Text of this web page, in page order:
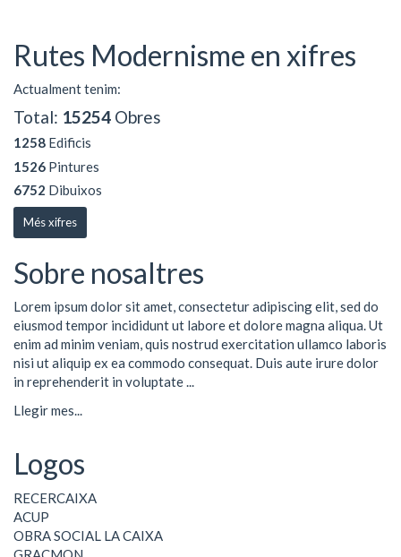
Rutes Modernisme en xifres
Actualment tenim:
Total: 15254 Obres
1258 Edificis
1526 Pintures
6752 Dibuixos
Més xifres
Sobre nosaltres
Lorem ipsum dolor sit amet, consectetur adipiscing elit, sed do
eiusmod tempor incididunt ut labore et dolore magna aliqua. Ut
enim ad minim veniam, quis nostrud exercitation ullamco laboris
nisi ut aliquip ex ea commodo consequat. Duis aute irure dolor
in reprehenderit in voluptate ...
Llegir mes...
Logos
RECERCAIXA
ACUP
OBRA SOCIAL LA CAIXA